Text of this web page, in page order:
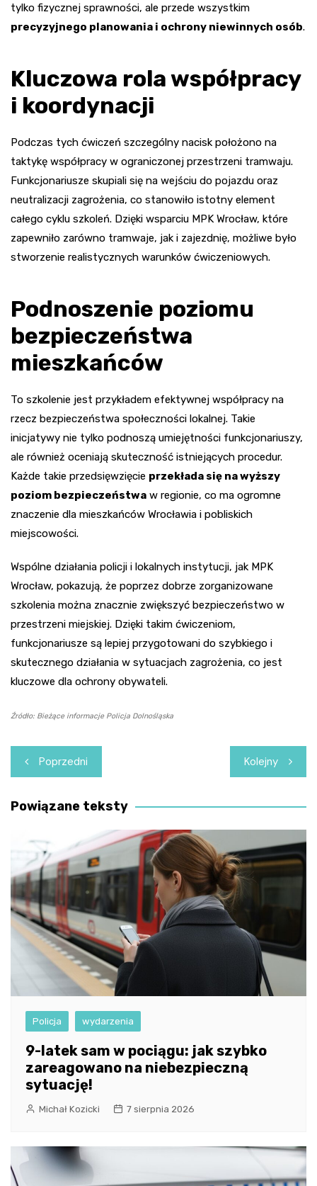
tylko fizycznej sprawności, ale przede wszystkim
precyzyjnego planowania i ochrony niewinnych osób.
Kluczowa rola współpracy
i koordynacji
Podczas tych ćwiczeń szczególny nacisk położono na
taktykę współpracy w ograniczonej przestrzeni tramwaju.
Funkcjonariusze skupiali się na wejściu do pojazdu oraz
neutralizacji zagrożenia, co stanowiło istotny element
całego cyklu szkoleń. Dzięki wsparciu MPK Wrocław, które
zapewniło zarówno tramwaje, jak i zajezdnię, możliwe było
stworzenie realistycznych warunków ćwiczeniowych.
Podnoszenie poziomu
bezpieczeństwa
mieszkańców
To szkolenie jest przykładem efektywnej współpracy na
rzecz bezpieczeństwa społeczności lokalnej. Takie
inicjatywy nie tylko podnoszą umiejętności funkcjonariuszy,
ale również oceniają skuteczność istniejących procedur.
Każde takie przedsięwzięcie przekłada się na wyższy
poziom bezpieczeństwa w regionie, co ma ogromne
znaczenie dla mieszkańców Wrocławia i pobliskich
miejscowości.
Wspólne działania policji i lokalnych instytucji, jak MPK
Wrocław, pokazują, że poprzez dobrze zorganizowane
szkolenia można znacznie zwiększyć bezpieczeństwo w
przestrzeni miejskiej. Dzięki takim ćwiczeniom,
funkcjonariusze są lepiej przygotowani do szybkiego i
skutecznego działania w sytuacjach zagrożenia, co jest
kluczowe dla ochrony obywateli.
Źródło: Bieżące informacje Policja Dolnośląska
Nawigacja
wpisu
Poprzedni Kolejny
Powiązane teksty
Policja wydarzenia
9-latek sam w pociągu: jak szybko
zareagowano na niebezpieczną
sytuację!
Michał Kozicki 7 sierpnia 2026